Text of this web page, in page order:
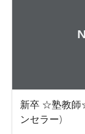
新卒 ☆塾教師
ンセラー)